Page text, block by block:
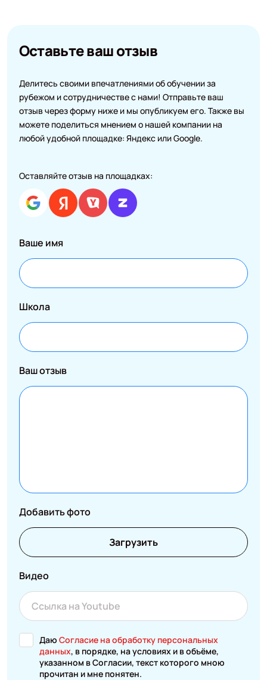
Оставьте ваш отзыв
Делитесь своими впечатлениями об обучении за
рубежом и сотрудничестве с нами! Отправьте ваш
отзыв через форму ниже и мы опубликуем его. Также вы
можете поделиться мнением о нашей компании на
любой удобной площадке: Яндекс или Google.
Оставляйте отзыв на площадках:
Ваше имя
Школа
Ваш отзыв
Добавить фото
Загрузить
Видео
Даю Согласие на обработку персональных
данных, в порядке, на условиях и в объёме,
указанном в Согласии, текст которого мною
прочитан и мне понятен.